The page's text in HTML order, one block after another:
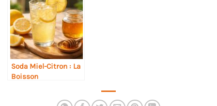
Soda Miel-Citron : La
Boisson